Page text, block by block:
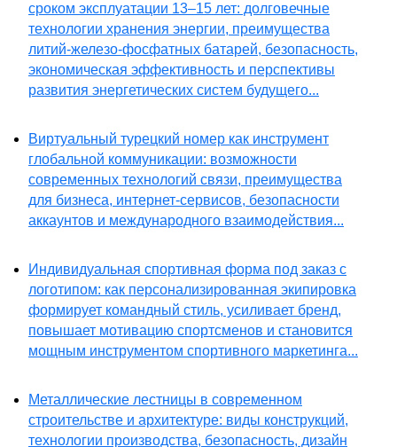
сроком эксплуатации 13–15 лет: долговечные
технологии хранения энергии, преимущества
литий-железо-фосфатных батарей, безопасность,
экономическая эффективность и перспективы
развития энергетических систем будущего...
Виртуальный турецкий номер как инструмент
глобальной коммуникации: возможности
современных технологий связи, преимущества
для бизнеса, интернет-сервисов, безопасности
аккаунтов и международного взаимодействия...
Индивидуальная спортивная форма под заказ с
логотипом: как персонализированная экипировка
формирует командный стиль, усиливает бренд,
повышает мотивацию спортсменов и становится
мощным инструментом спортивного маркетинга...
Металлические лестницы в современном
строительстве и архитектуре: виды конструкций,
технологии производства, безопасность, дизайн